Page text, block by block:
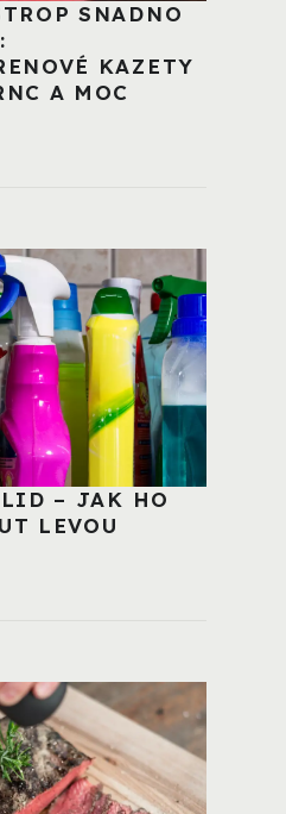
SNADNO
KAZETY
A MOC
– JAK HO
LEVOU